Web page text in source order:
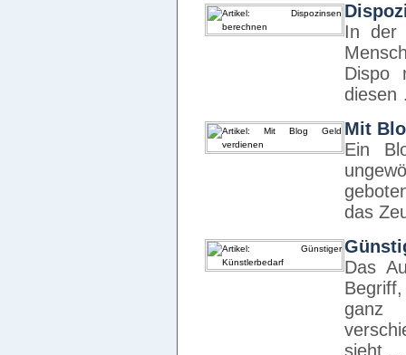
In der
Dispo
Mit
Ein
das
Das
ganz
sieht …